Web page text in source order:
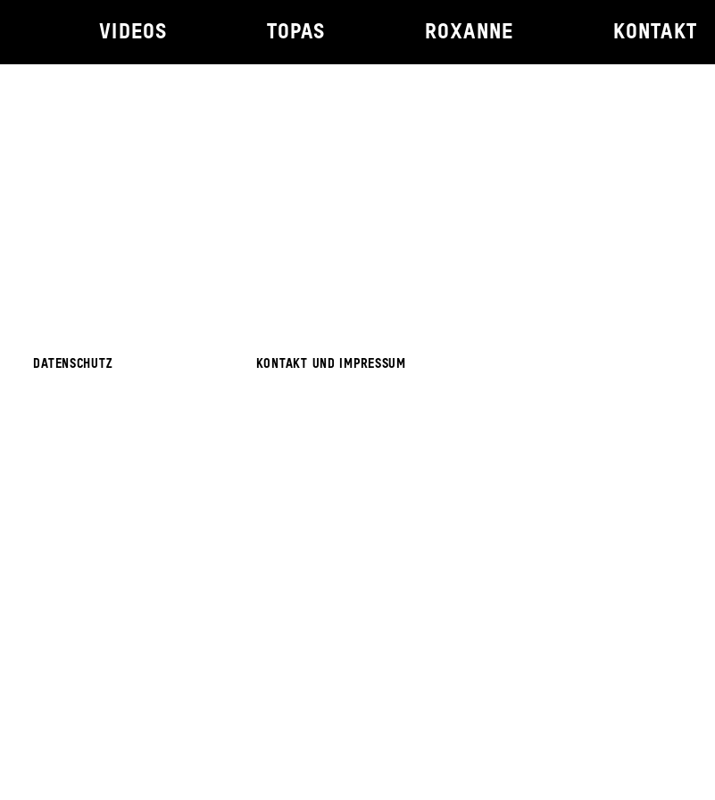
VIDEOS TOPAS ROXANNE KONTAKT
DATENSCHUTZ KONTAKT UND IMPRESSUM